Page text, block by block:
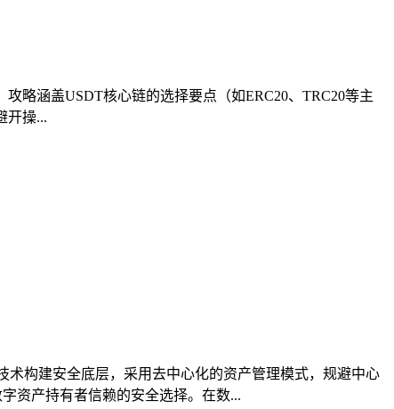
略涵盖USDT核心链的选择要点（如ERC20、TRC20等主
开操...
构建安全底层，采用去中心化的资产管理模式，规避中心
资产持有者信赖的安全选择。在数...